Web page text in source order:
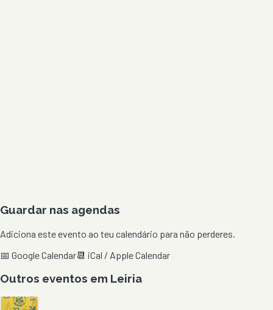
Guardar nas agendas
Adiciona este evento ao teu calendário para não perderes.
📅 Google Calendar📆 iCal / Apple Calendar
Outros eventos em Leiria